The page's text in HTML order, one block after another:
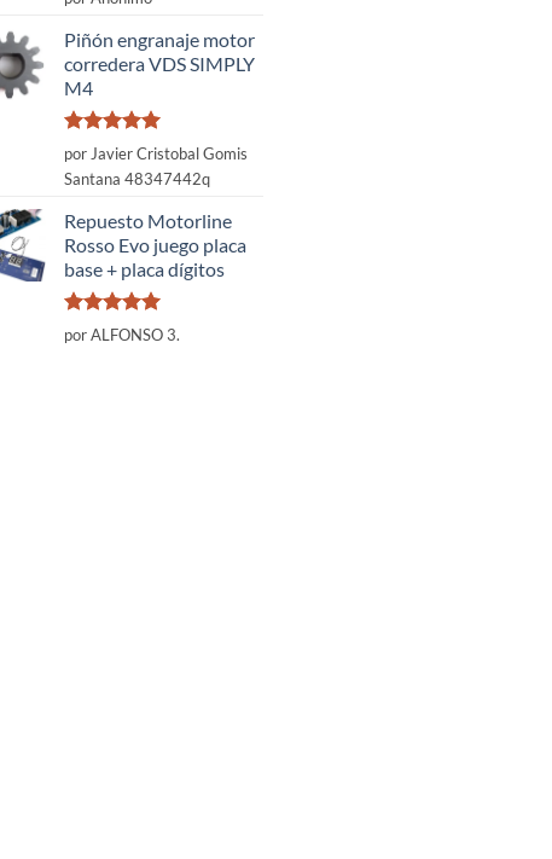
con
Piñón engranaje motor
corredera VDS SIMPLY
M4
Valorado
con
de 5
por Javier Cristobal Gomis
Santana 48347442q
Repuesto Motorline
Rosso Evo juego placa
base + placa dígitos
Valorado
con
por ALFONSO 3.